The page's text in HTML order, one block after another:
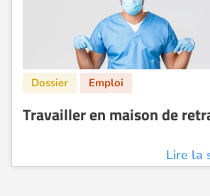
Travailler en maison de
Lire la